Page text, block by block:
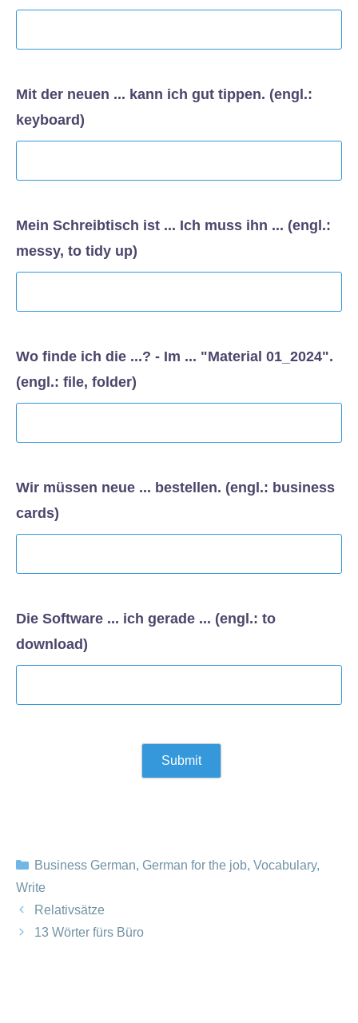
Mit der neuen ... kann ich gut tippen. (engl.:
keyboard)
Mein Schreibtisch ist ... Ich muss ihn ... (engl.:
messy, to tidy up)
Wo finde ich die ...? - Im ... "Material 01_2024".
(engl.: file, folder)
Wir müssen neue ... bestellen. (engl.: business
cards)
Die Software ... ich gerade ... (engl.: to
download)
Categories
Business German, German for the job, Vocabulary,
Write
Relativsätze
13 Wörter fürs Büro